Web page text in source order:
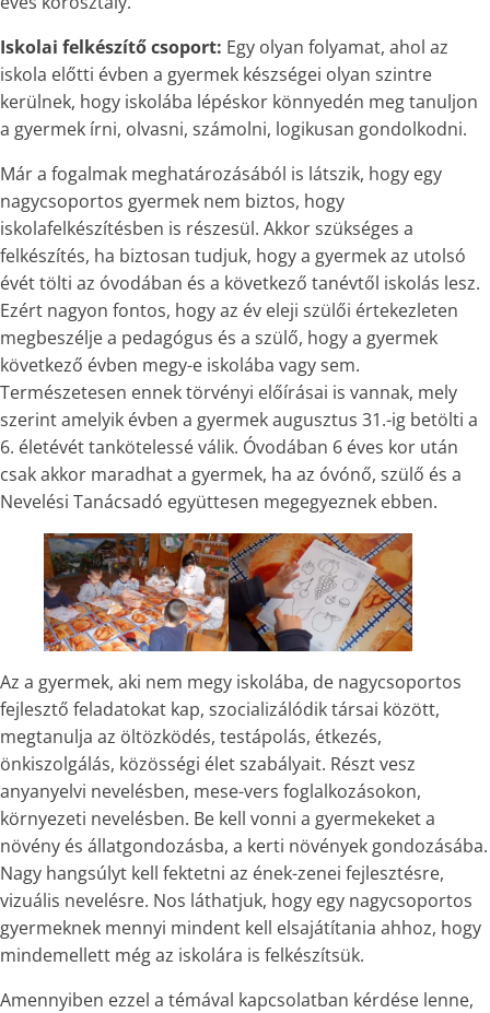
Iskolai felkészítő csoport: Egy olyan folyamat, ahol az
iskola előtti évben a gyermek készségei olyan szintre
kerülnek, hogy iskolába lépéskor könnyedén meg tanuljon
a gyermek írni, olvasni, számolni, logikusan gondolkodni.
Már a fogalmak meghatározásából is látszik, hogy egy
nagycsoportos gyermek nem biztos, hogy
iskolafelkészítésben is részesül. Akkor szükséges a
felkészítés, ha biztosan tudjuk, hogy a gyermek az utolsó
évét tölti az óvodában és a következő tanévtől iskolás lesz.
Ezért nagyon fontos, hogy az év eleji szülői értekezleten
megbeszélje a pedagógus és a szülő, hogy a gyermek
következő évben megy-e iskolába vagy sem.
Természetesen ennek törvényi előírásai is vannak, mely
szerint amelyik évben a gyermek augusztus 31.-ig betölti a
6. életévét tankötelessé válik. Óvodában 6 éves kor után
csak akkor maradhat a gyermek, ha az óvónő, szülő és a
Nevelési Tanácsadó együttesen megegyeznek ebben.
Az a gyermek, aki nem megy iskolába, de nagycsoportos
fejlesztő feladatokat kap, szocializálódik társai között,
megtanulja az öltözködés, testápolás, étkezés,
önkiszolgálás, közösségi élet szabályait. Részt vesz
anyanyelvi nevelésben, mese-vers foglalkozásokon,
környezeti nevelésben. Be kell vonni a gyermekeket a
növény és állatgondozásba, a kerti növények gondozásába.
Nagy hangsúlyt kell fektetni az ének-zenei fejlesztésre,
vizuális nevelésre. Nos láthatjuk, hogy egy nagycsoportos
gyermeknek mennyi mindent kell elsajátítania ahhoz, hogy
mindemellett még az iskolára is felkészítsük.
Amennyiben ezzel a témával kapcsolatban kérdése lenne,